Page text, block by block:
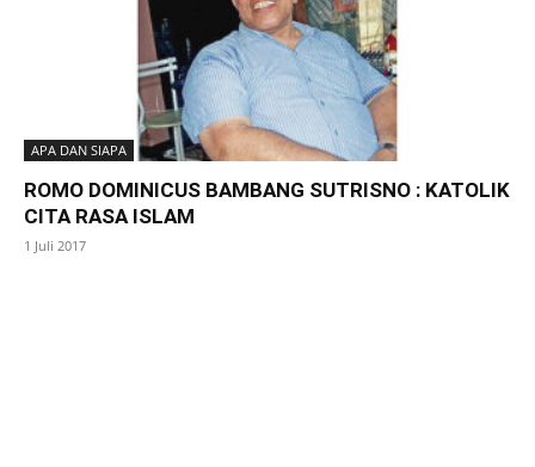
APA DAN SIAPA
ROMO DOMINICUS BAMBANG SUTRISNO : KATOLIK
CITA RASA ISLAM
1 Juli 2017